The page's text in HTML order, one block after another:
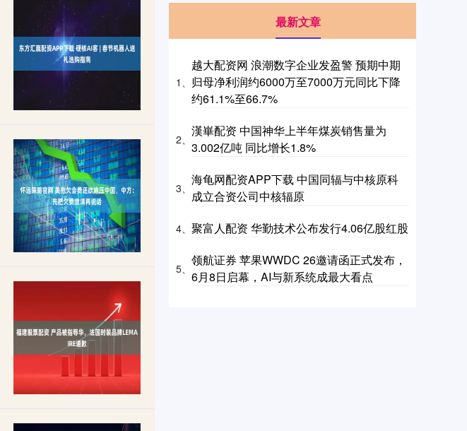
最新文章
1、
越大配资网 浪潮数字企业发盈警 预期中期
归母净利润约6000万至7000万元同比下降
约61.1%至66.7%
2、
漢崋配资 中国神华上半年煤炭销售量为
3.002亿吨 同比增长1.8%
3、
海龟网配资APP下载 中国同辐与中核原科
成立合资公司中核辐原
4、 聚富人配资 华勤技术公布发行4.06亿股红股
5、
领航证券 苹果WWDC 26邀请函正式发布，
6月8日启幕，AI与新系统成最大看点